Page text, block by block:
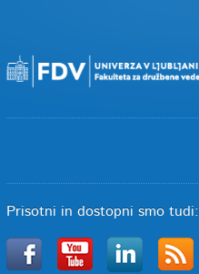
Prisotni in dostopni smo tudi: